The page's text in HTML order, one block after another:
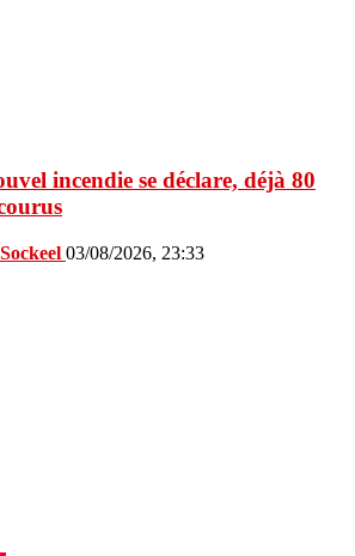
incendie se déclare, déjà 80
03/08/2026, 23:33